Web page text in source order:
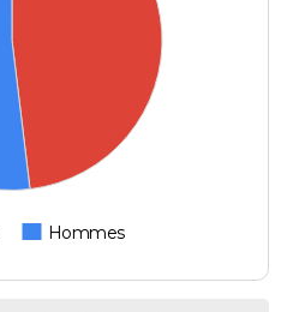
Hommes